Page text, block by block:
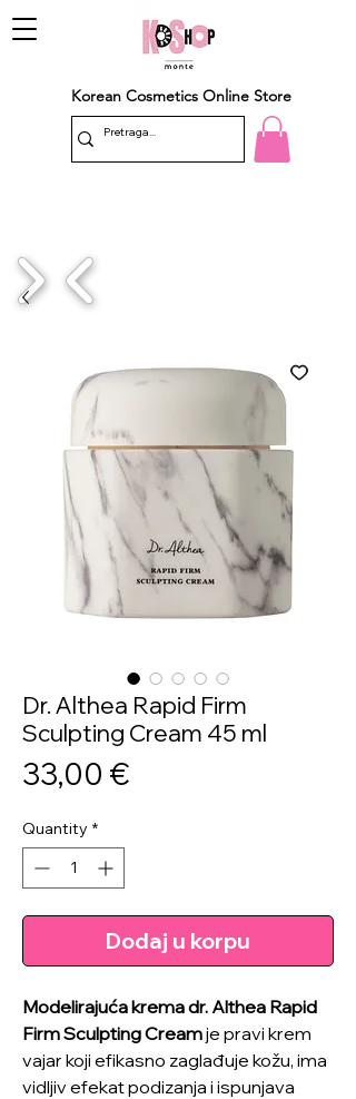
Korean Cosmetics Online Store
Dr. Althea Rapid Firm
Sculpting Cream 45 ml
33,00 €Price
Quantity *
Dodaj u korpu
Modelirajuća krema dr. Althea Rapid
Firm Sculpting Creamje pravi krem
vajar koji efikasno zaglađuje kožu, ima
vidljiv efekat podizanja i ispunjava